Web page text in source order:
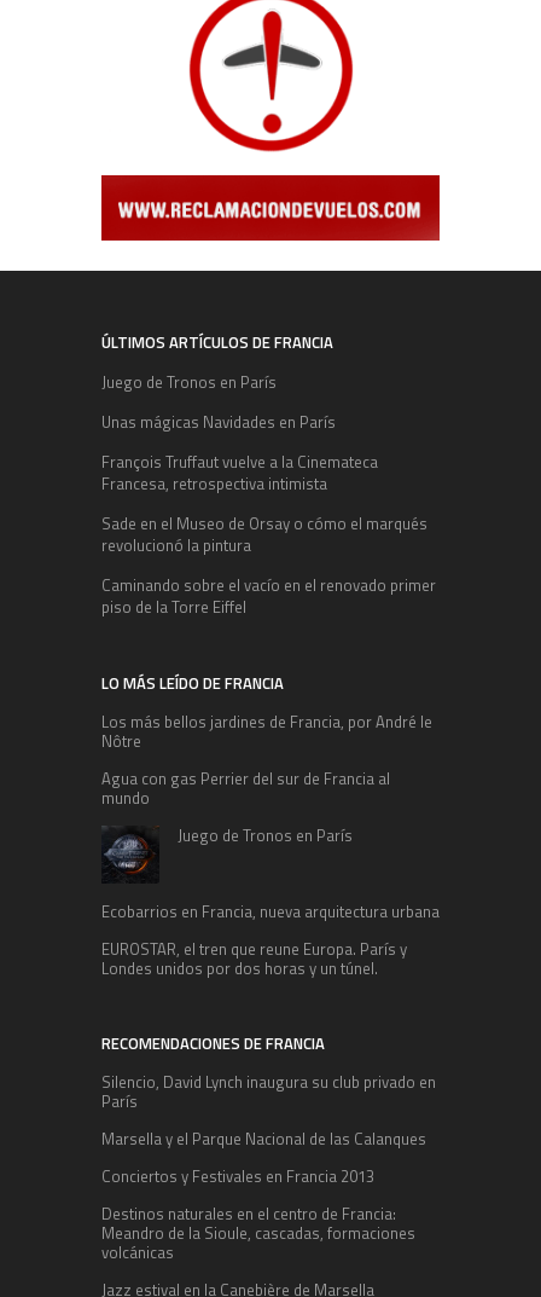
ÚLTIMOS ARTÍCULOS DE FRANCIA
Juego de Tronos en París
Unas mágicas Navidades en París
François Truffaut vuelve a la Cinemateca
Francesa, retrospectiva intimista
Sade en el Museo de Orsay o cómo el marqués
revolucionó la pintura
Caminando sobre el vacío en el renovado primer
piso de la Torre Eiffel
LO MÁS LEÍDO DE FRANCIA
Los más bellos jardines de Francia, por André le
Nôtre
Agua con gas Perrier del sur de Francia al
mundo
Juego de Tronos en París
Ecobarrios en Francia, nueva arquitectura urbana
EUROSTAR, el tren que reune Europa. París y
Londes unidos por dos horas y un túnel.
RECOMENDACIONES DE FRANCIA
Silencio, David Lynch inaugura su club privado en
París
Marsella y el Parque Nacional de las Calanques
Conciertos y Festivales en Francia 2013
Destinos naturales en el centro de Francia:
Meandro de la Sioule, cascadas, formaciones
volcánicas
Jazz estival en la Canebière de Marsella